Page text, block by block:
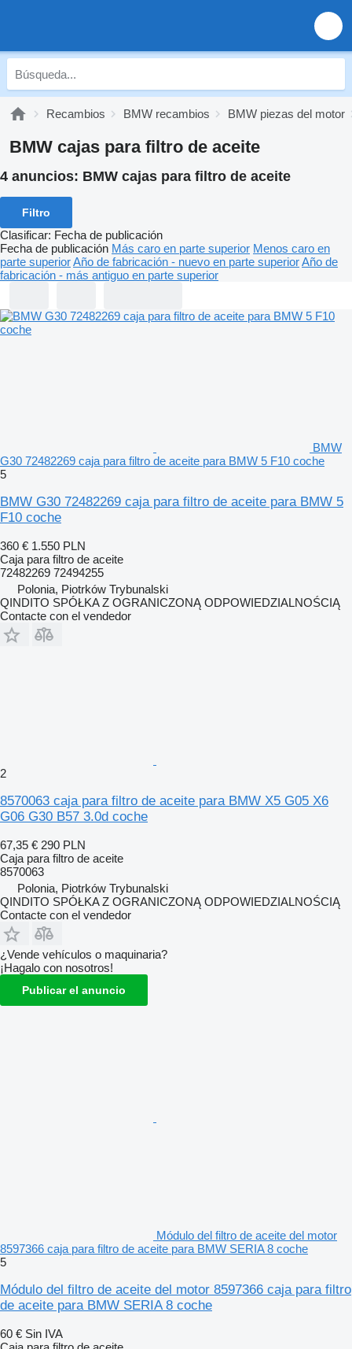
Recambios BMW recambios BMW piezas del motor
BMW cajas para filtro de aceite
4 anuncios: BMW cajas para filtro de aceite
Filtro
Clasificar: Fecha de publicación
Fecha de publicación Más caro en parte superior Menos caro en
parte superiorAño de fabricación - nuevo en parte superiorAño de
fabricación - más antiguo en parte superior
BMW
G30 72482269 caja para filtro de aceite para BMW 5 F10 coche
5
BMW G30 72482269 caja para filtro de aceite para BMW 5
F10 coche
360 € 1.550 PLN
Caja para filtro de aceite
72482269 72494255
Polonia, Piotrków Trybunalski
QINDITO SPÓŁKA Z OGRANICZONĄ ODPOWIEDZIALNOŚCIĄ
Contacte con el vendedor
2
8570063 caja para filtro de aceite para BMW X5 G05 X6
G06 G30 B57 3.0d coche
67,35 € 290 PLN
Caja para filtro de aceite
8570063
Polonia, Piotrków Trybunalski
QINDITO SPÓŁKA Z OGRANICZONĄ ODPOWIEDZIALNOŚCIĄ
Contacte con el vendedor
¿Vende vehículos o maquinaria?
¡Hagalo con nosotros!
Publicar el anuncio
Módulo del filtro de aceite del motor
8597366 caja para filtro de aceite para BMW SERIA 8 coche
5
Módulo del filtro de aceite del motor 8597366 caja para filtro
de aceite para BMW SERIA 8 coche
60 € Sin IVA